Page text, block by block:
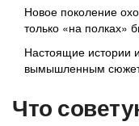
Новое поколение
только «на полках»
Настоящие истории
вымышленным
Что